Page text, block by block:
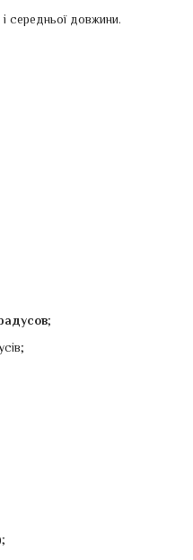
середньої довжини.
;